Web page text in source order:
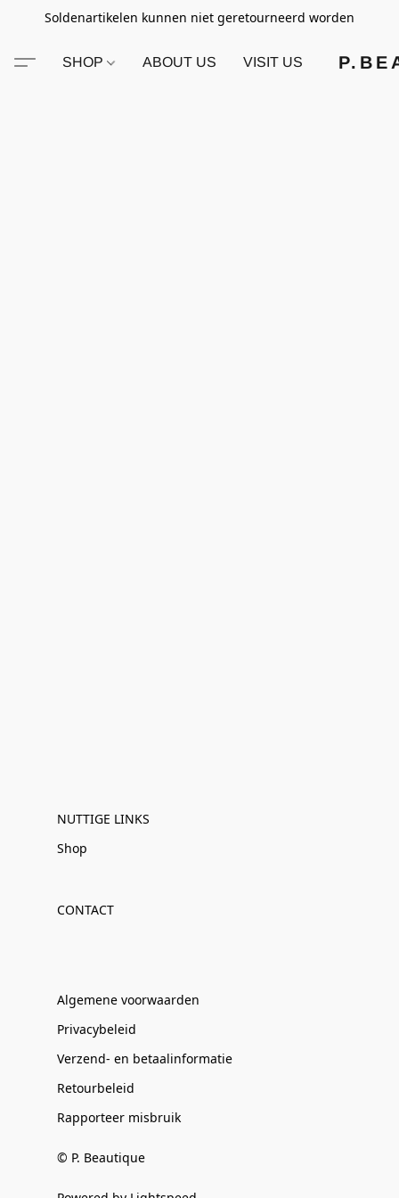
Soldenartikelen kunnen niet geretourneerd worden
SHOP ABOUT US VISIT US
NUTTIGE LINKS
Shop
CONTACT
Algemene voorwaarden
Privacybeleid
Verzend- en betaalinformatie
Retourbeleid
Rapporteer misbruik
© P. Beautique